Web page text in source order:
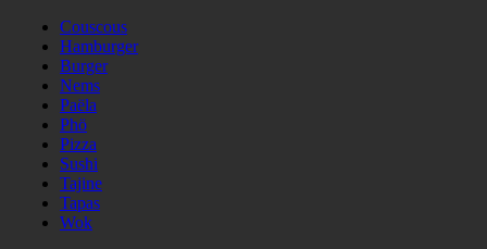
Couscous
Hamburger
Burger
Nems
Paëla
Phö
Pizza
Sushi
Tajine
Tapas
Wok